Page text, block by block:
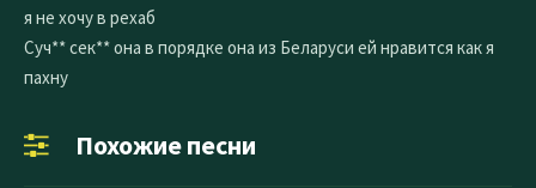
я не хочу в рехаб
Суч** сек** она в порядке она из Беларуси ей нравится как я
пахну
Похожие песни